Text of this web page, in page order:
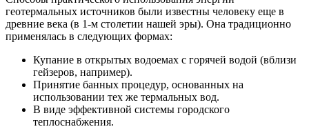
геотермальных источников были известны человеку еще в
древние века (в 1-м столетии нашей эры). Она традиционно
применялась в следующих формах:
Купание в открытых водоемах с горячей водой (вблизи
гейзеров, например).
Принятие банных процедур, основанных на
использовании тех же термальных вод.
В виде эффективной системы городского
теплоснабжения.